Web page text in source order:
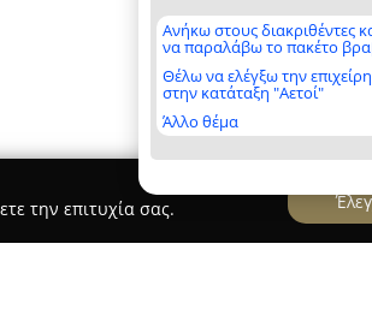
Ανήκω στους διακριθέντες
να παραλάβω το πακέτο
Θέλω να ελέγξω την
στην κατάταξη "Αετοί"
Άλλο θέμα
την επιτυχία σας.